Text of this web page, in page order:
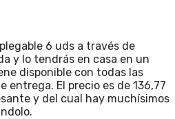
6 uds a través de
y lo tendrás en casa en un
disponible con todas las
entrega. El precio es de 136,77
y del cual hay muchísimos